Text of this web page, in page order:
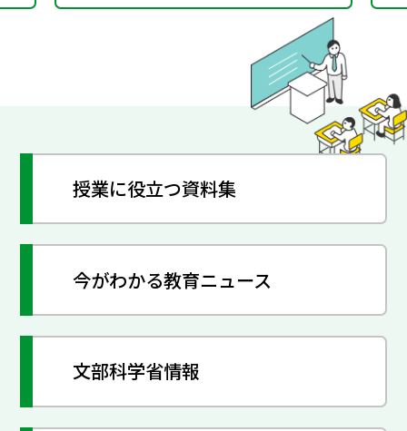
授業に役立つ資料集
今がわかる教育ニュース
文部科学省情報